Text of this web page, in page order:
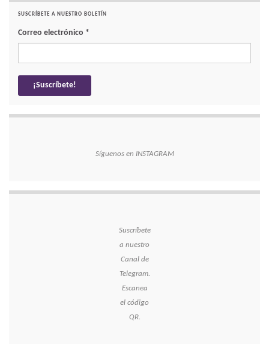
SUSCRÍBETE A NUESTRO BOLETÍN
Correo electrónico *
Síguenos en INSTAGRAM
Suscríbete
a nuestro
Canal de
Telegram.
Escanea
el código
QR.